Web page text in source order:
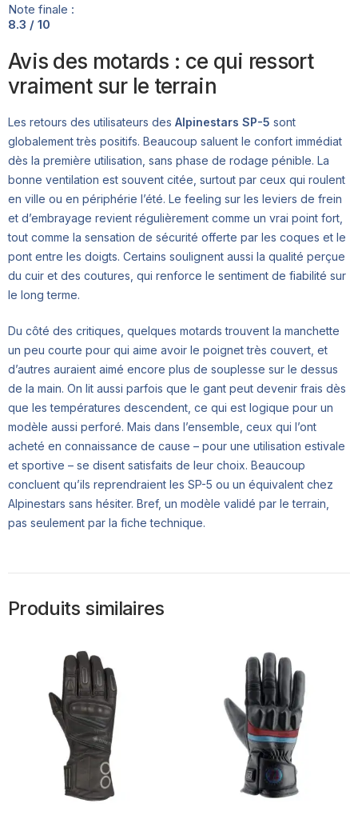
Note finale :
8.3 / 10
Avis des motards : ce qui ressort
vraiment sur le terrain
Les retours des utilisateurs des Alpinestars SP-5 sont
globalement très positifs. Beaucoup saluent le confort immédiat
dès la première utilisation, sans phase de rodage pénible. La
bonne ventilation est souvent citée, surtout par ceux qui roulent
en ville ou en périphérie l’été. Le feeling sur les leviers de frein
et d’embrayage revient régulièrement comme un vrai point fort,
tout comme la sensation de sécurité offerte par les coques et le
pont entre les doigts. Certains soulignent aussi la qualité perçue
du cuir et des coutures, qui renforce le sentiment de fiabilité sur
le long terme.
Du côté des critiques, quelques motards trouvent la manchette
un peu courte pour qui aime avoir le poignet très couvert, et
d’autres auraient aimé encore plus de souplesse sur le dessus
de la main. On lit aussi parfois que le gant peut devenir frais dès
que les températures descendent, ce qui est logique pour un
modèle aussi perforé. Mais dans l’ensemble, ceux qui l’ont
acheté en connaissance de cause – pour une utilisation estivale
et sportive – se disent satisfaits de leur choix. Beaucoup
concluent qu’ils reprendraient les SP-5 ou un équivalent chez
Alpinestars sans hésiter. Bref, un modèle validé par le terrain,
pas seulement par la fiche technique.
Produits similaires